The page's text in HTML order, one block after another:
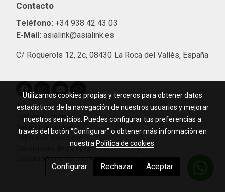
Contacto
Teléfono: +34 938 42 43 03
E-Mail: asialink@asialink.es
C/ Roquerols 12, 2c, 08430 La Roca del Vallès, España
Aviso legal
Política de cookies
Gestión de cookies
Condiciones de compra
Utilizamos cookies propias y terceros para obtener datos
estadísticos de la navegación de nuestros usuarios y mejorar
nuestros servicios. Puedes configurar tus preferencias a
través del botón “Configurar” o obtener más información en
nuestra Política de cookies
Configurar Rechazar Aceptar